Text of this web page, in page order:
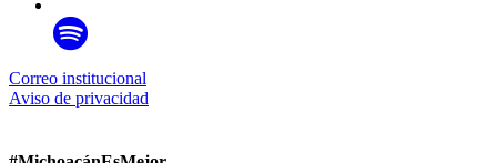
Correo institucional
Aviso de privacidad